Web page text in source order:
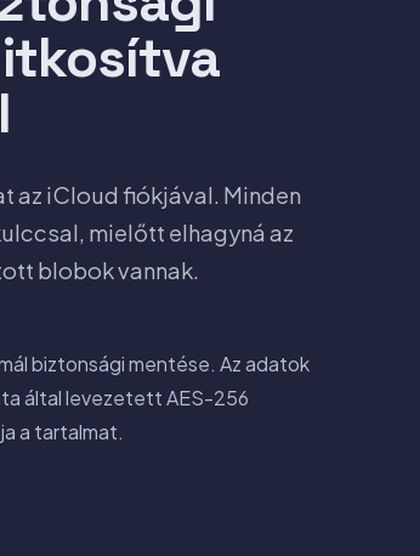
az iCloud fiókjával. Minden
mielőtt elhagyná az
blobok vannak.
biztonsági mentése. Az adatok
által levezetett AES-256
a tartalmat.